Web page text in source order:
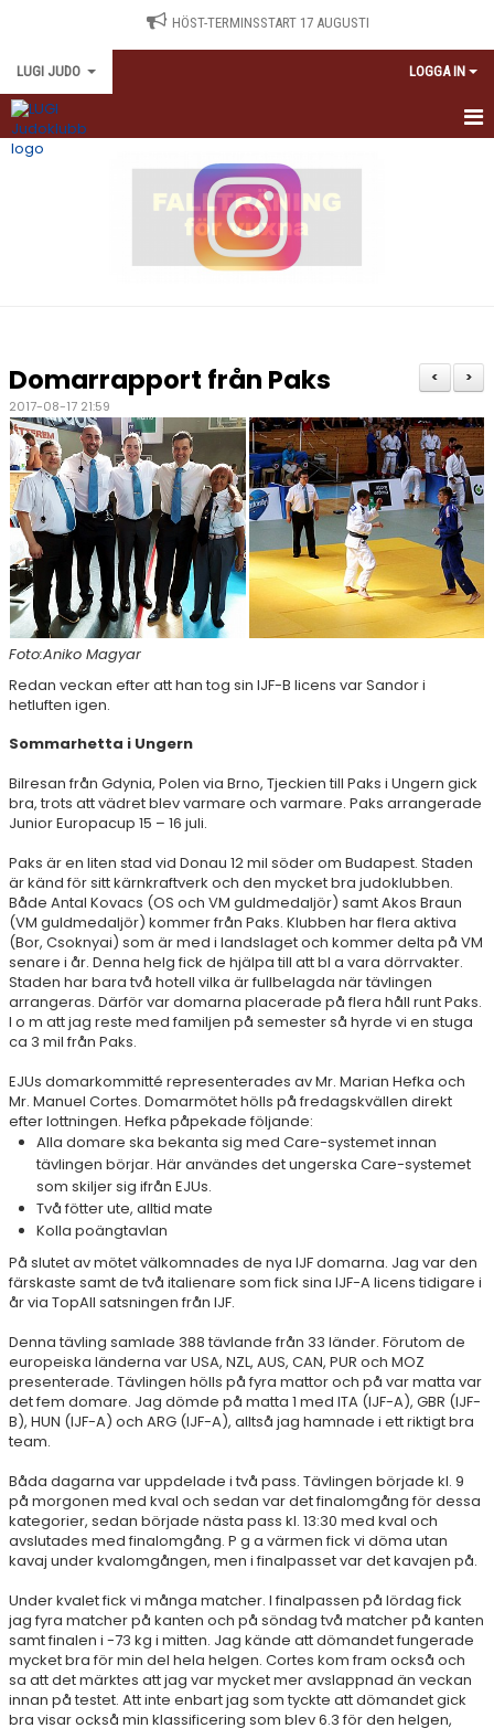
HÖST-TERMINSSTART 17 AUGUSTI
LUGI JUDO LOGGA IN
HEM
KALENDARIUM
MEDLEMSINFORMATION
OM JUDO
OM KLUBBEN
GRADERA
KONTAKT
>
<
Domarrapport från Paks
2017-08-17 21:59
Foto:Aniko Magyar
Redan veckan efter att han tog sin IJF-B licens var Sandor i
hetluften igen.
Sommarhetta i Ungern
Bilresan från Gdynia, Polen via Brno, Tjeckien till Paks i Ungern gick
bra, trots att vädret blev varmare och varmare. Paks arrangerade
Junior Europacup 15 – 16 juli.
Paks är en liten stad vid Donau 12 mil söder om Budapest. Staden
är känd för sitt kärnkraftverk och den mycket bra judoklubben.
Både Antal Kovacs (OS och VM guldmedaljör) samt Akos Braun
(VM guldmedaljör) kommer från Paks. Klubben har flera aktiva
(Bor, Csoknyai) som är med i landslaget och kommer delta på VM
senare i år. Denna helg fick de hjälpa till att bl a vara dörrvakter.
Staden har bara två hotell vilka är fullbelagda när tävlingen
arrangeras. Därför var domarna placerade på flera håll runt Paks.
I o m att jag reste med familjen på semester så hyrde vi en stuga
ca 3 mil från Paks.
EJUs domarkommitté representerades av Mr. Marian Hefka och
Mr. Manuel Cortes. Domarmötet hölls på fredagskvällen direkt
efter lottningen. Hefka påpekade följande:
Alla domare ska bekanta sig med Care-systemet innan
tävlingen börjar. Här användes det ungerska Care-systemet
som skiljer sig ifrån EJUs.
Två fötter ute, alltid mate
Kolla poängtavlan
På slutet av mötet välkomnades de nya IJF domarna. Jag var den
färskaste samt de två italienare som fick sina IJF-A licens tidigare i
år via TopAll satsningen från IJF.
Denna tävling samlade 388 tävlande från 33 länder. Förutom de
europeiska länderna var USA, NZL, AUS, CAN, PUR och MOZ
presenterade. Tävlingen hölls på fyra mattor och på var matta var
det fem domare. Jag dömde på matta 1 med ITA (IJF-A), GBR (IJF-
B), HUN (IJF-A) och ARG (IJF-A), alltså jag hamnade i ett riktigt bra
team.
Båda dagarna var uppdelade i två pass. Tävlingen började kl. 9
på morgonen med kval och sedan var det finalomgång för dessa
kategorier, sedan började nästa pass kl. 13:30 med kval och
avslutades med finalomgång. P g a värmen fick vi döma utan
kavaj under kvalomgången, men i finalpasset var det kavajen på.
Under kvalet fick vi många matcher. I finalpassen på lördag fick
jag fyra matcher på kanten och på söndag två matcher på kanten
samt finalen i -73 kg i mitten. Jag kände att dömandet fungerade
mycket bra för min del hela helgen. Cortes kom fram också och
sa att det märktes att jag var mycket mer avslappnad än veckan
innan på testet. Att inte enbart jag som tyckte att dömandet gick
bra visar också min klassificering som blev 6.3 för den helgen,